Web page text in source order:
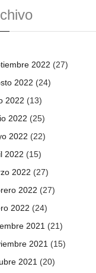
2022 (27)
2022 (24)
2022 (13)
2022 (25)
2022 (22)
2022 (15)
2022 (27)
2022 (27)
2022 (24)
2021 (21)
2021 (15)
2021 (20)